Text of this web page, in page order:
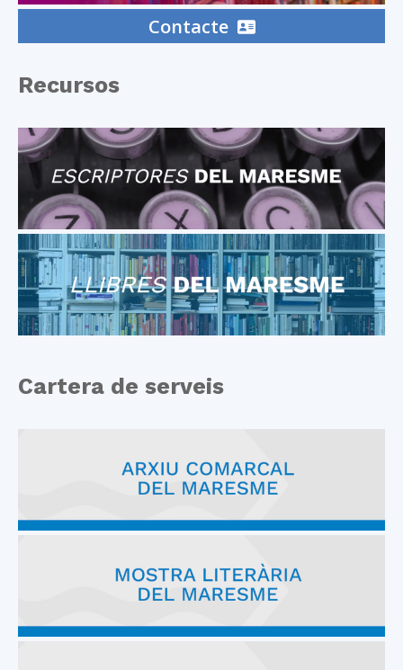
Contacte
Recursos
Cartera de serveis